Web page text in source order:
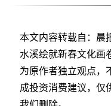
本文内容转载自：晨
水溪绘就新春文化画
为原作者独立观点，
成投资消费建议，仅